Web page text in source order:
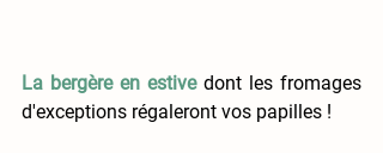
La bergère en estive dont les fromages
d'exceptions régaleront vos papilles !